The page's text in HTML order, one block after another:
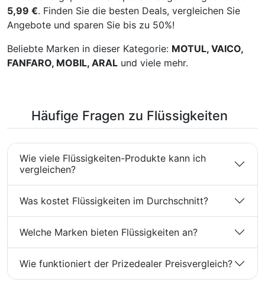
235.10, Nissan 999MP-
KE91699932R, Mitsubishi
PSA 9730 A8, PSA B71
2330, Toyota JWS 227;
; ACEA: ACEA A3/B4;
Motorenöl,Öl,Öl für Motor
5,99 €. Finden Sie die besten Deals, vergleichen Sie
Angebote und sparen Sie bis zu 50%!
Beliebte Marken in dieser Kategorie: MOTUL, VAICO,
FANFARO, MOBIL, ARAL und viele mehr.
Häufige Fragen zu Flüssigkeiten
Wie viele Flüssigkeiten-Produkte kann ich
vergleichen?
Was kostet Flüssigkeiten im Durchschnitt?
Welche Marken bieten Flüssigkeiten an?
Wie funktioniert der Prizedealer Preisvergleich?